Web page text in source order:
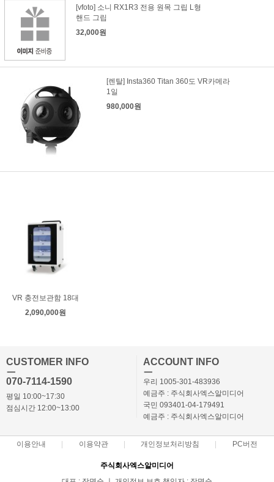
[vfoto] 소니 RX1R3 전용 원목 그립 L형
핸드 그립
32,000원
[렌탈] Insta360 Titan 360도 VR카메라
1일
980,000원
VR 충전보관함 18대
2,090,000원
CUSTOMER INFO
ㅡ
070-7114-1590
평일 10:00~17:30
점심시간 12:00~13:00
ACCOUNT INFO
ㅡ
우리 1005-301-483936
예금주 : 주식회사엑스알미디어
국민 093401-04-179491
예금주 : 주식회사엑스알미디어
이용안내 이용약관 개인정보처리방침 PC버전
주식회사엑스알미디어